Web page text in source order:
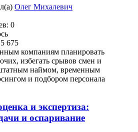
Олег Михалевич
0
675
компаниям планировать
избегать срывов смен и
наймом, временным
и подбором персонала
и экспертиза:
и оспаривание